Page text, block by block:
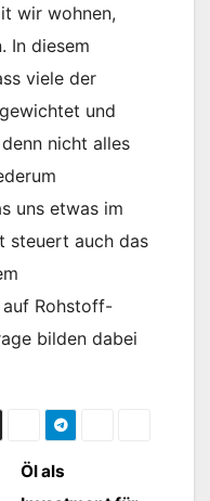
wir wohnen,
In diesem
viele der
und
nicht alles
uns etwas im
steuert auch das
auf Rohstoff-
bilden dabei
Öl als